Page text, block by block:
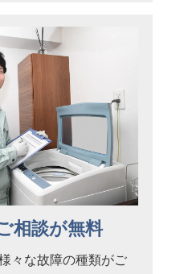
相談が無料
々な故障の種類がご